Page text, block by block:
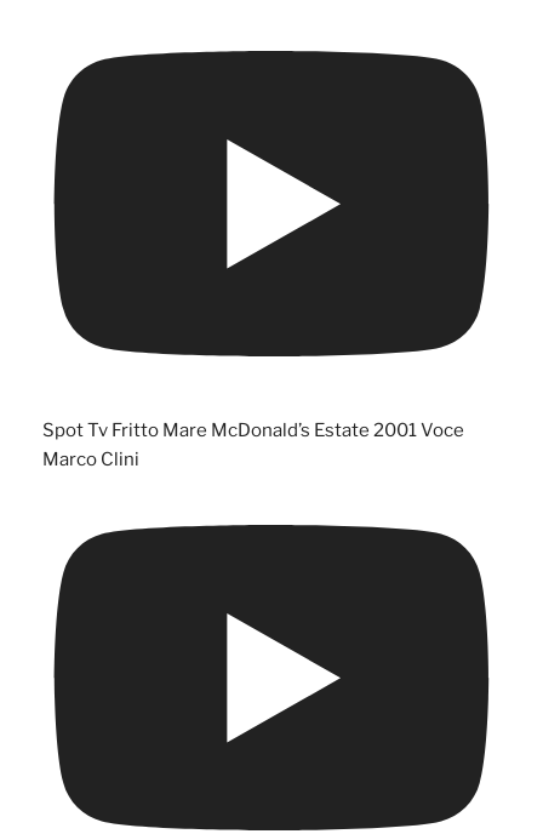
Spot Tv Fritto Mare McDonald’s Estate 2001 Voce
Marco Clini